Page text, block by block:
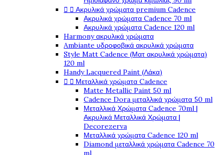
  Ακρυλικά χρώματα premium Cadence
Ακρυλικά χρώματα Cadence 70 ml
Ακρυλικά χρώματα Cadence 120 ml
Harmony ακρυλικά χρώματα
Ambiante υδροφοβικά ακρυλικά χρώματα
Style Matt Cadence (Ματ ακρυλικά χρώματα)
120 ml
Handy Lacquered Paint (Λάκα)
  Μεταλλικά χρώματα Cadence
Matte Metallic Paint 50 ml
Cadence Dora μεταλλικά χρώματα 50 ml
Μεταλλικά Χρώματα Cadence 70ml |
Ακρυλικά Μεταλλικά Χρώματα |
Decorezerva
Μεταλλικά χρώματα Cadence 120 ml
Diamond μεταλλικά χρώματα Cadence 70
ml